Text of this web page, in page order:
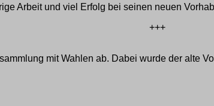
Arbeit und viel Erfolg bei seinen neuen
+++
mit Wahlen ab. Dabei wurde der alte